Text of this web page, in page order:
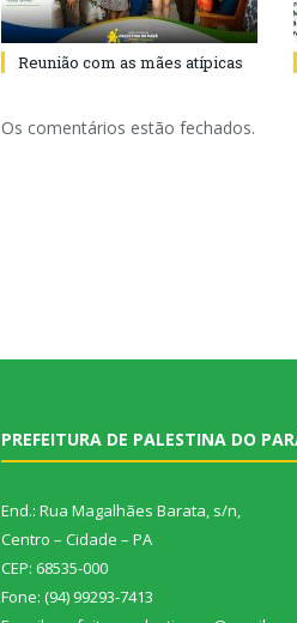
Reunião com as mães atípicas
Os comentários estão fechados.
PREFEITURA DE PALESTINA DO
End.: Rua Magalhães Barata, s/n,
Centro – Cidade – PA
CEP: 68535-000
Fone: (94) 99293-7413